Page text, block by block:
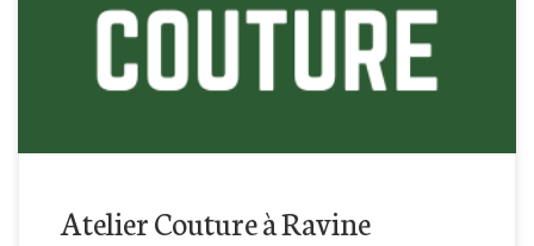
atelier couture !
Atelier Couture à Ravine